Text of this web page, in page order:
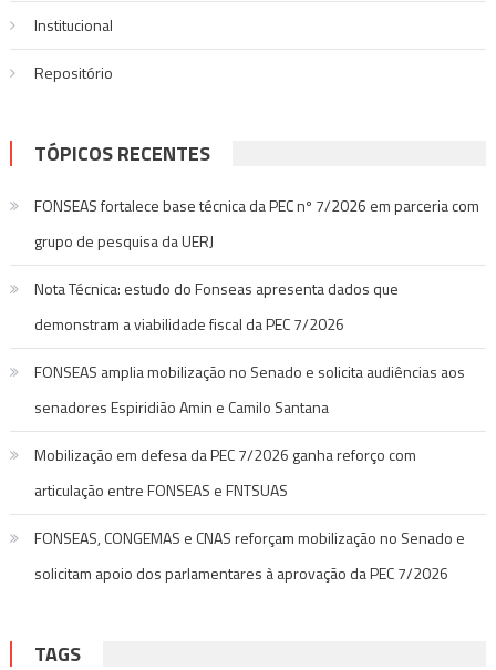
Institucional
Repositório
TÓPICOS RECENTES
FONSEAS fortalece base técnica da PEC nº 7/2026 em parceria com
grupo de pesquisa da UERJ
Nota Técnica: estudo do Fonseas apresenta dados que
demonstram a viabilidade fiscal da PEC 7/2026
FONSEAS amplia mobilização no Senado e solicita audiências aos
senadores Espiridião Amin e Camilo Santana
Mobilização em defesa da PEC 7/2026 ganha reforço com
articulação entre FONSEAS e FNTSUAS
FONSEAS, CONGEMAS e CNAS reforçam mobilização no Senado e
solicitam apoio dos parlamentares à aprovação da PEC 7/2026
TAGS